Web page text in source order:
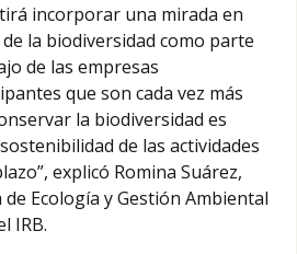
incorporar una mirada en
la biodiversidad como parte
de las empresas
que son cada vez más
la biodiversidad es
de las actividades
explicó Romina Suárez,
Ecología y Gestión Ambiental
IRB.